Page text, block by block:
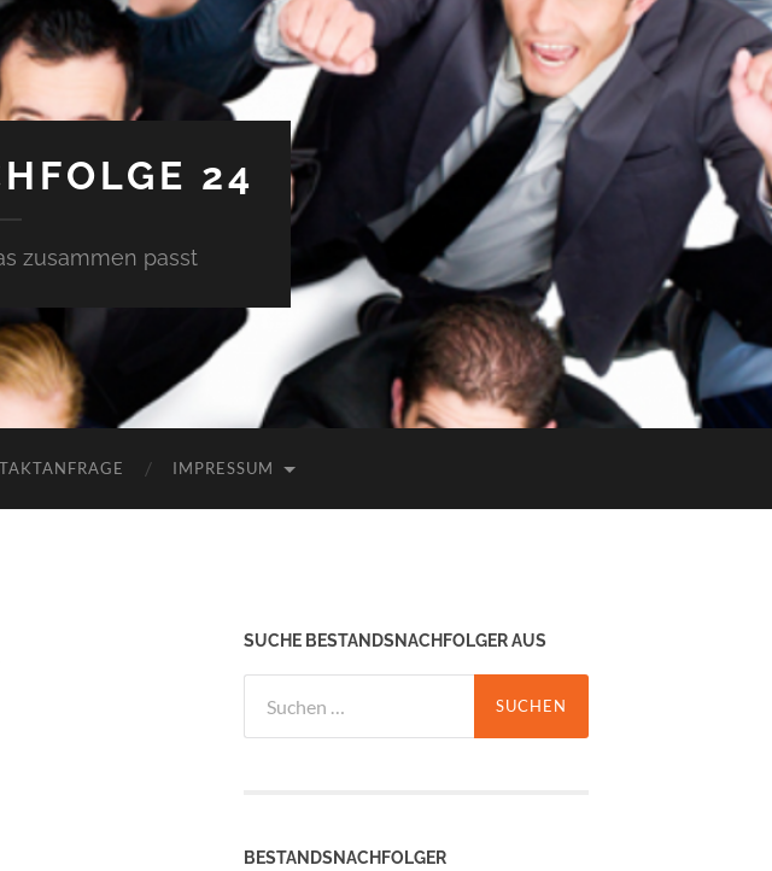
24
zusammen passt
IMPRESSUM
SUCHE BESTANDSNACHFOLGER AUS
nach:
BESTANDSNACHFOLGER